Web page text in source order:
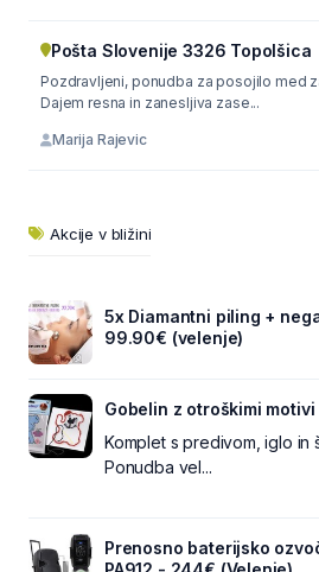
Pošta Slovenije 3326 Topolšica
Pozdravljeni, ponudba za posojilo med
Dajem resna in zanesljiva zase...
Marija Rajevic
Akcije v bližini
5x Diamantni piling +
99.90€ (velenje)
Gobelin z otroškimi motivi
Komplet s predivom, iglo in
Ponudba vel...
Prenosno baterijsko